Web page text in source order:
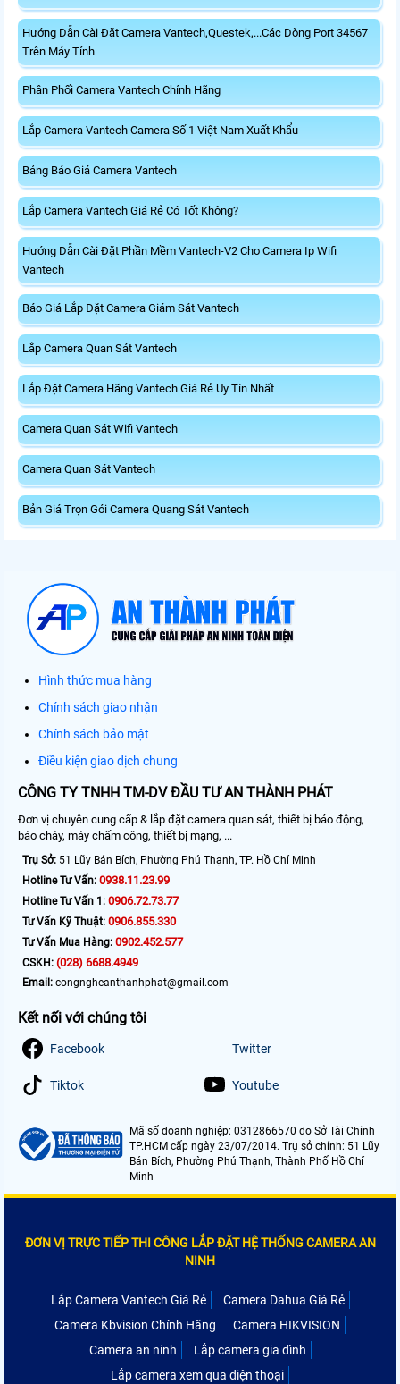
Hướng Dẫn Cài Đặt Camera Vantech,Questek,...Các Dòng Port 34567
Trên Máy Tính
Phân Phối Camera Vantech Chính Hãng
Lắp Camera Vantech Camera Số 1 Việt Nam Xuất Khẩu
Bảng Báo Giá Camera Vantech
Lắp Camera Vantech Giá Rẻ Có Tốt Không?
Hướng Dẫn Cài Đặt Phần Mềm Vantech-V2 Cho Camera Ip Wifi
Vantech
Báo Giá Lắp Đặt Camera Giám Sát Vantech
Lắp Camera Quan Sát Vantech
Lắp Đặt Camera Hãng Vantech Giá Rẻ Uy Tín Nhất
Camera Quan Sát Wifi Vantech
Camera Quan Sát Vantech
Bản Giá Trọn Gói Camera Quang Sát Vantech
Hình thức mua hàng
Chính sách giao nhận
Chính sách bảo mật
Điều kiện giao dịch chung
CÔNG TY TNHH TM-DV ĐẦU TƯ AN THÀNH PHÁT
Đơn vị chuyên cung cấp & lắp đặt camera quan sát, thiết bị báo động,
báo cháy, máy chấm công, thiết bị mạng, ...
Trụ Sở: 51 Lũy Bán Bích, Phường Phú Thạnh, TP. Hồ Chí Minh
Hotline Tư Vấn: 0938.11.23.99
Hotline Tư Vấn 1: 0906.72.73.77
Tư Vấn Kỹ Thuật: 0906.855.330
Tư Vấn Mua Hàng: 0902.452.577
CSKH: (028) 6688.4949
Email: congngheanthanhphat@gmail.com
Kết nối với chúng tôi
Facebook Twitter
Tiktok Youtube
Mã số doanh nghiệp: 0312866570 do Sở Tài Chính
TP.HCM cấp ngày 23/07/2014. Trụ sở chính: 51 Lũy
Bán Bích, Phường Phú Thạnh, Thành Phố Hồ Chí
Minh
ĐƠN VỊ TRỰC TIẾP THI CÔNG LẮP ĐẶT HỆ THỐNG CAMERA AN
NINH
Lắp Camera Vantech Giá Rẻ
Camera Dahua Giá Rẻ
Camera Kbvision Chính Hãng
Camera HIKVISION
Camera an ninh
Lắp camera gia đình
Lắp camera xem qua điện thoại